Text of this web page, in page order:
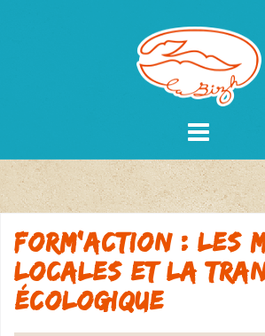
Form’action : Les
locales et la
écologique